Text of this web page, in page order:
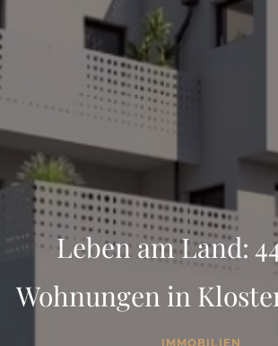
Leben am Land:
Wohnungen in
IMMOBILIEN